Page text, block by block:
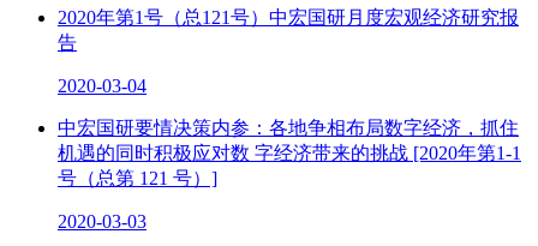
2020年第1号（总121号）中宏国研月度宏观经济研究报
告
2020-03-04
中宏国研要情决策内参：各地争相布局数字经济，抓住
机遇的同时积极应对数 字经济带来的挑战 [2020年第1-1
号（总第 121 号）]
2020-03-03